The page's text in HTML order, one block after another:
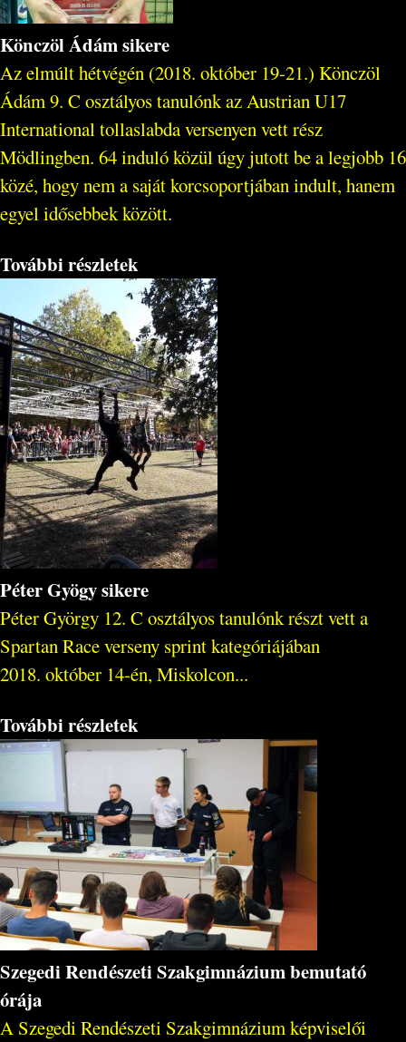
Könczöl Ádám sikere
Az elmúlt hétvégén (2018. október 19-21.) Könczöl
Ádám 9. C osztályos tanulónk az Austrian U17
International tollaslabda versenyen vett rész
Mödlingben. 64 induló közül úgy jutott be a legjobb 16
közé, hogy nem a saját korcsoportjában indult, hanem
egyel idősebbek között.
További részletek
Péter Gyögy sikere
Péter György 12. C osztályos tanulónk részt vett a
Spartan Race verseny sprint kategóriájában
2018. október 14-én, Miskolcon...
További részletek
Szegedi Rendészeti Szakgimnázium bemutató
órája
A Szegedi Rendészeti Szakgimnázium képviselői